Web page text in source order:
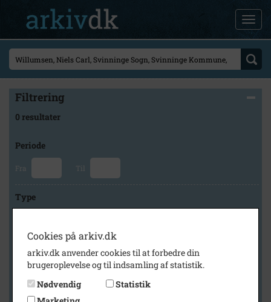
Filtrering
0 resultater
Periode
Fra Til
Type
Arkiv
Svinninge Lokalhistoriske Arkiv
Cookies på arkiv.dk
arkiv.dk anvender cookies til at forbedre din
brugeroplevelse og til indsamling af statistik.
Nødvendig
Statistik